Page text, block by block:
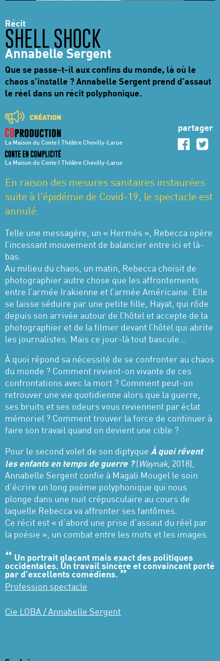
Récit
SHELL SHOCK
Annabelle Sergent
Que se passe-t-il aux confins du monde, là où le
chaos s’installe ? Annabelle Sergent prend d’assaut
le réel dans un récit polyphonique.
La Maison du Conte I Théâtre Chevilly-Larue
La Maison du Conte I Théâtre Chevilly-Larue
partager
En raison des mesures sanitaires instaurées
suite à l'épidémie de Covid-19, le spectacle est
annulé.
Telle une messagère, un « Hermès », Rebecca opère
l’incessant mouvement de balancier entre ici et là-
bas.
Au milieu du chaos, un matin, Rebecca choisit de
photographier autre chose que les affrontements
entre l’armée Irakienne et l’armée Américaine. Elle
se laisse séduire par une petite fille, Hayat, qui rôde
depuis son arrivée autour de l’hôtel et accepte de la
photographier et de la filmer devant l’hôtel qui abrite
les journalistes. Mais ce jour-là tout bascule…
À quoi répond sa nécessité de se confronter au chaos
du monde ? Comment revient-on vivante de ces
confrontations avec la mort ? Comment peut-on
retrouver une vie quotidienne alors que la guerre,
ses bruits et ses odeurs vous reviennent par éclat
mémoriel ? Comment trouver la force de continuer à
faire son travail quand on devient une cible ?
Pour le second volet de son diptyque À quoi rêvent
les enfants en temps de guerre ?
Waynak, 2018),
Annabelle Sergent confie à Magali Mougel le soin
d’écrire un long poème polyphonique qui nous
plonge dans une nuit crépusculaire au cours de
laquelle Rebecca va affronter ses fantômes.
Ce récit est « d’abord une prise d’assaut du réel par
la poésie », un combat entre les mots et les images.
Un portrait glaçant mais exact des politiques
occidentales. Un travail sincère et convaincant porté
par d’excellents comédiens.
Profession spectacle
Cie LOBA / Annabelle Sergent